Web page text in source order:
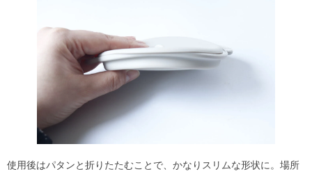
使用後はパタンと折りたたむことで、かなりスリムな形状に。場所